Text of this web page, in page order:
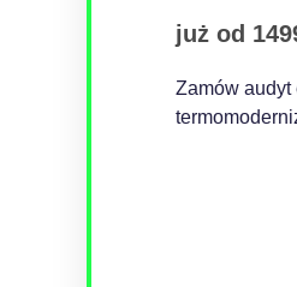
już od
Zamów audyt